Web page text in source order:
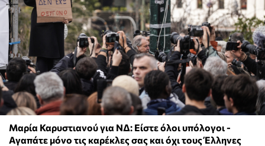
Μαρία Καρυστιανού για ΝΔ: Είστε όλοι υπόλογοι -
Αγαπάτε μόνο τις καρέκλες σας και όχι τους Έλληνες